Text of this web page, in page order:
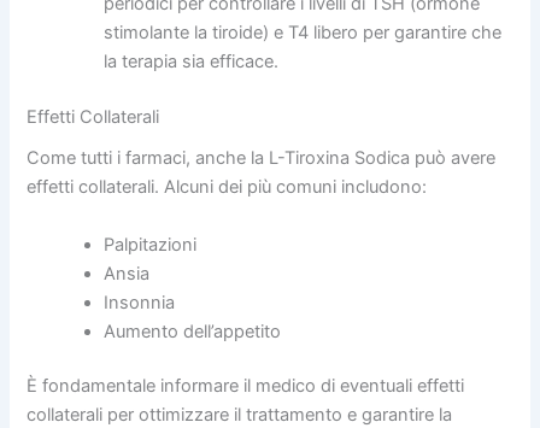
stimolante la tiroide) e T4 libero per garantire che
la terapia sia efficace.
Effetti Collaterali
Come tutti i farmaci, anche la L-Tiroxina Sodica può avere
effetti collaterali. Alcuni dei più comuni includono:
Palpitazioni
Ansia
Insonnia
Aumento dell’appetito
È fondamentale informare il medico di eventuali effetti
collaterali per ottimizzare il trattamento e garantire la